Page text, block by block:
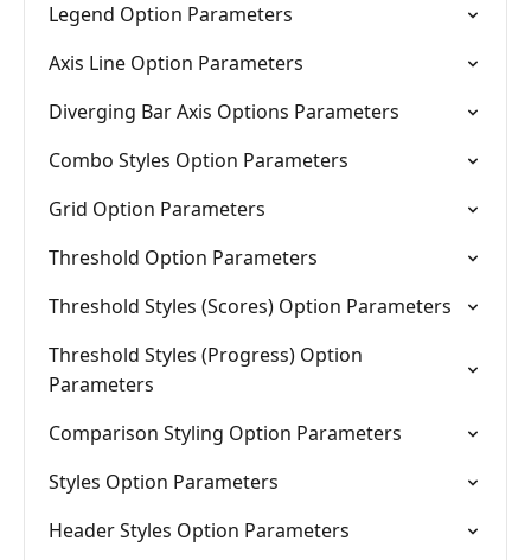
Legend Option Parameters
Axis Line Option Parameters
Diverging Bar Axis Options Parameters
Combo Styles Option Parameters
Grid Option Parameters
Threshold Option Parameters
Threshold Styles (Scores) Option Parameters
Threshold Styles (Progress) Option
Parameters
Comparison Styling Option Parameters
Styles Option Parameters
Header Styles Option Parameters